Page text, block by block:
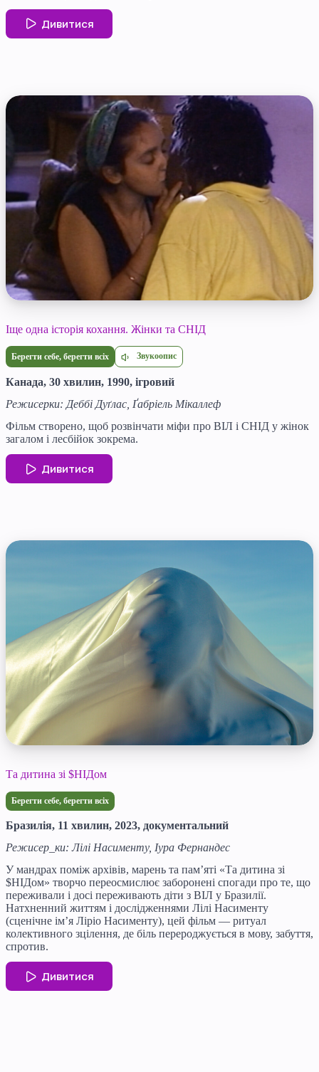
Дивитися
Іще одна історія кохання. Жінки та СНІД
Берегти себе, берегти всіх Звукоопис
Канада, 30 хвилин, 1990, ігровий
Режисерки: Деббі Дуґлас, Ґабріель Мікаллеф
Фільм створено, щоб розвінчати міфи про ВІЛ і СНІД у жінок
загалом і лесбійок зокрема.
Дивитися
Та дитина зі $НІДом
Берегти себе, берегти всіх
Бразилія, 11 хвилин, 2023, документальний
Режисер_ки: Лілі Насименту, Іура Фернандес
У мандрах поміж архівів, марень та пам’яті «Та дитина зі
$НІДом» творчо переосмислює заборонені спогади про те, що
переживали і досі переживають діти з ВІЛ у Бразилії.
Натхненний життям і дослідженнями Лілі Насименту
(сценічне ім’я Ліріо Насименту), цей фільм — ритуал
колективного зцілення, де біль перероджується в мову, забуття,
спротив.
Дивитися